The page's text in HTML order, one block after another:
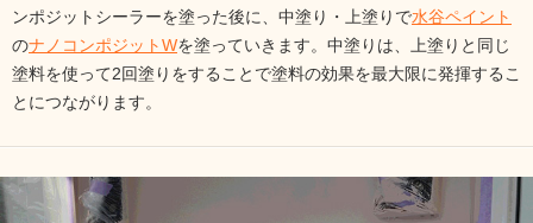
ンポジットシーラーを塗った後に、中塗り・上塗りで水谷ペイント
のナノコンポジットWを塗っていきます。中塗りは、上塗りと同じ
塗料を使って2回塗りをすることで塗料の効果を最大限に発揮するこ
とにつながります。